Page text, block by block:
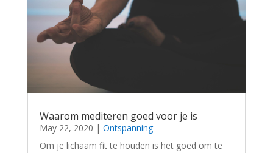
Waarom mediteren goed voor je is
May 22, 2020 | Ontspanning
Om je lichaam fit te houden is het goed om te